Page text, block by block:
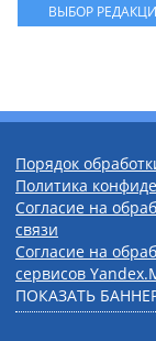
ВЫБОР
Порядок
Политика
Согласие на
связи
Согласие на
сервисов
ПОКАЗАТЬ